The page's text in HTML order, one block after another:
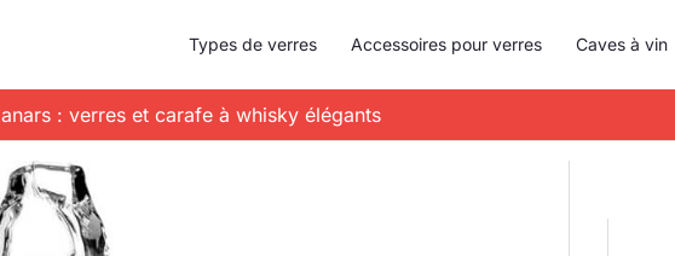
Types de verres Accessoires pour verres Caves à vin
: verres et carafe à whisky élégants